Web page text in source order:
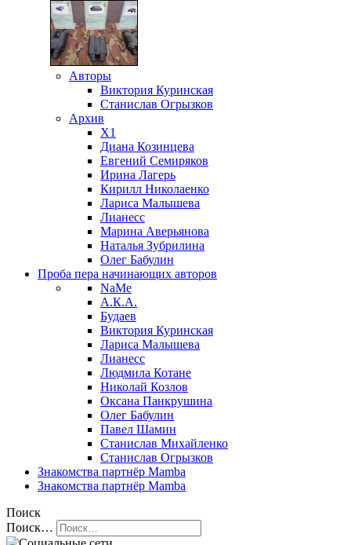
Авторы
Виктория Куринская
Станислав Огрызков
Архив
X1
Диана Козинцева
Евгений Семиряков
Ирина Лагерь
Кирилл Николаенко
Лариса Малышева
Лианесс
Марина Аверьянова
Наталья Зубрилина
Олег Бабулин
Проба пера начинающих авторов
NaMe
А.К.А.
Будаев
Виктория Куринская
Лариса Малышева
Лианесс
Людмила Котане
Николай Козлов
Оксана Панкрушина
Олег Бабулин
Павел Шамин
Станислав Михайленко
Станислав Огрызков
Знакомства партнёр Mamba
Знакомства партнёр Mamba
Поиск
Поиск…